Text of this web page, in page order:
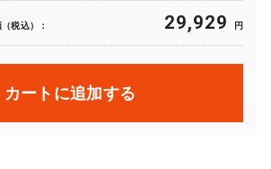
税込）： 29,929 円
カートに追加する